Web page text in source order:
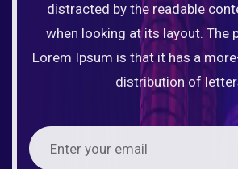
distracted by the readable
when looking at its layout. The
Lorem Ipsum is that it has a
distribution of